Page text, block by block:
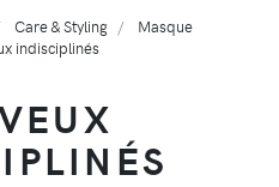
Care & Styling
Masque
indisciplinés